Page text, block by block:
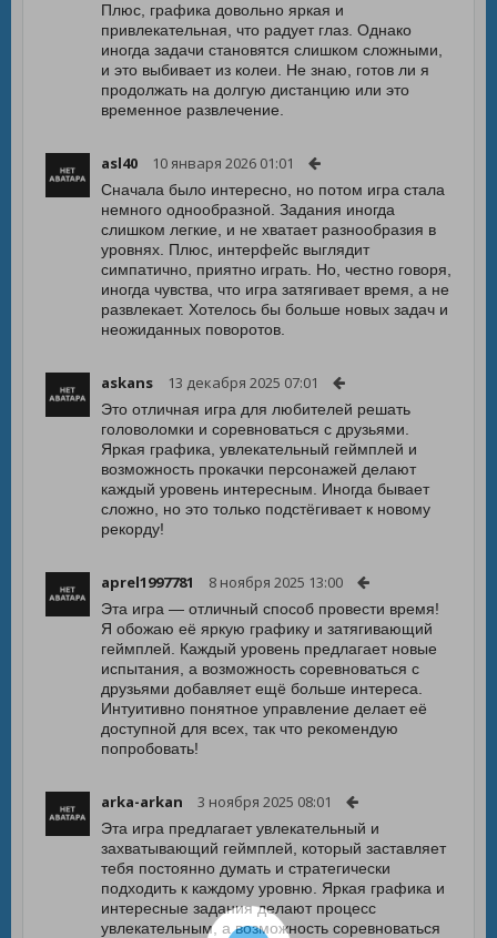
Плюс, графика довольно яркая и
привлекательная, что радует глаз. Однако
иногда задачи становятся слишком сложными,
и это выбивает из колеи. Не знаю, готов ли я
продолжать на долгую дистанцию или это
временное развлечение.
asl40 10 января 2026 01:01
Сначала было интересно, но потом игра стала
немного однообразной. Задания иногда
слишком легкие, и не хватает разнообразия в
уровнях. Плюс, интерфейс выглядит
симпатично, приятно играть. Но, честно говоря,
иногда чувства, что игра затягивает время, а не
развлекает. Хотелось бы больше новых задач и
неожиданных поворотов.
askans 13 декабря 2025 07:01
Это отличная игра для любителей решать
головоломки и соревноваться с друзьями.
Яркая графика, увлекательный геймплей и
возможность прокачки персонажей делают
каждый уровень интересным. Иногда бывает
сложно, но это только подстёгивает к новому
рекорду!
aprel1997781 8 ноября 2025 13:00
Эта игра — отличный способ провести время!
Я обожаю её яркую графику и затягивающий
геймплей. Каждый уровень предлагает новые
испытания, а возможность соревноваться с
друзьями добавляет ещё больше интереса.
Интуитивно понятное управление делает её
доступной для всех, так что рекомендую
попробовать!
arka-arkan 3 ноября 2025 08:01
Эта игра предлагает увлекательный и
захватывающий геймплей, который заставляет
тебя постоянно думать и стратегически
подходить к каждому уровню. Яркая графика и
интересные задания делают процесс
увлекательным, а возможность соревноваться